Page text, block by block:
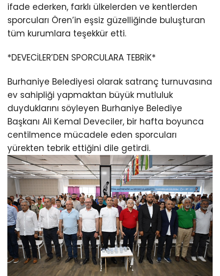
ifade ederken, farklı ülkelerden ve kentlerden
sporcuları Ören’in eşsiz güzelliğinde buluşturan
tüm kurumlara teşekkür etti.
*DEVECİLER’DEN SPORCULARA TEBRİK*
Burhaniye Belediyesi olarak satranç turnuvasına
ev sahipliği yapmaktan büyük mutluluk
duyduklarını söyleyen Burhaniye Belediye
Başkanı Ali Kemal Deveciler, bir hafta boyunca
centilmence mücadele eden sporcuları
yürekten tebrik ettiğini dile getirdi.